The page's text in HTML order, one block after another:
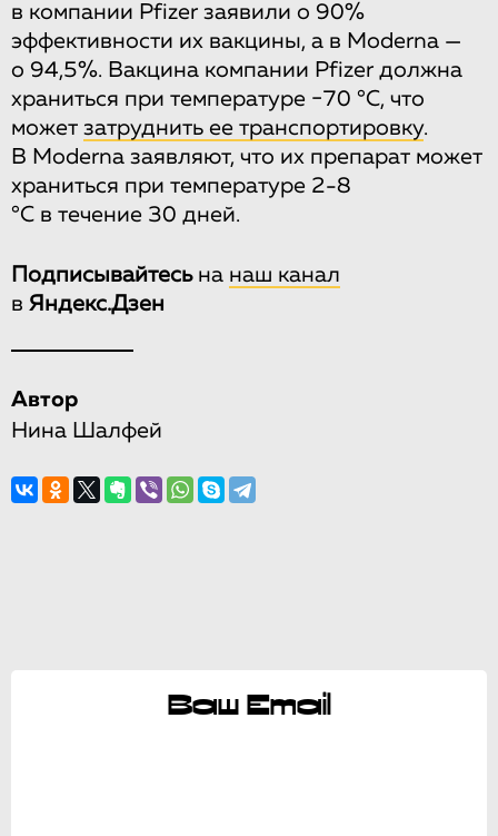
в компании Pfizer заявили о 90%
эффективности их вакцины, а в Moderna —
о 94,5%. Вакцина компании Pfizer должна
храниться при температуре −70 °С, что
может затруднить ее транспортировку.
В Moderna заявляют, что их препарат может
храниться при температуре 2-8
°С в течение 30 дней.
Подписывайтесьна наш канал
в Яндекс.Дзен
Автор
Нина Шалфей
Ваш Email